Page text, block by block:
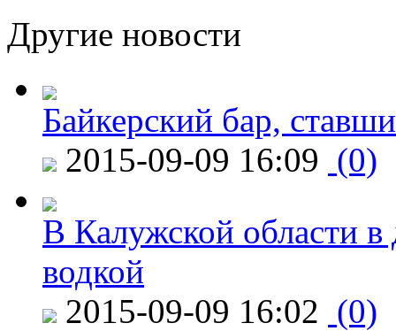
Другие новости
Байкерский бар,
2015-09-09 16:09 (0)
В Калужской области в
водкой
2015-09-09 16:02 (0)